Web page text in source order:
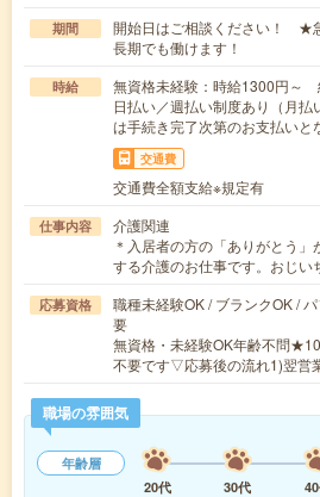
期間
開始日はご相談ください！ ★
長期でも働けます！
時給
無資格未経験：時給1300円
日払い／週払い制度あり（月
は手続き完了次第のお支払いと
交通費
交通費全額支給※規定有
仕事内容
介護関連
＊入居者の方の「ありがとう
する介護のお仕事です。おじ
応募資格
職種未経験OK / ブランクOK /
要
無資格・未経験OK年齢不問
不要です▽応募後の流れ1)翌営
職場の雰囲気
年齢層
20代
30代